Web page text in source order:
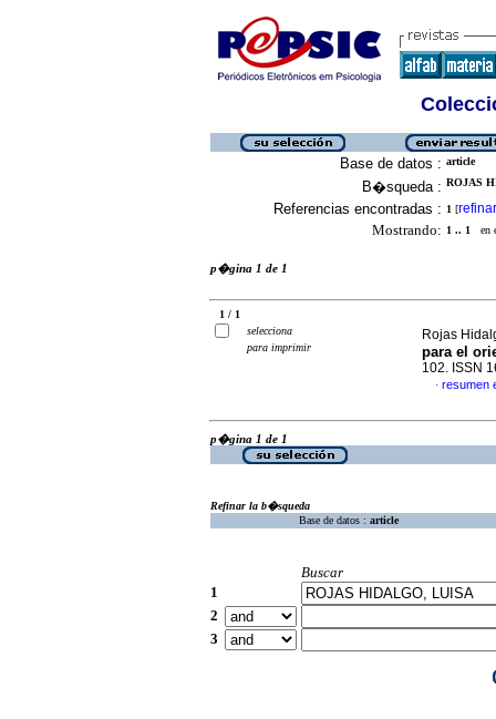
Base de datos : article
B�squeda : ROJAS
Referencias encontradas : 1 [refinar
Mostrando: 1 .. 1 en
p�gina 1 de 1
1 / 1
selecciona
para imprimir
Rojas
para el
102. ISSN
· resumen
p�gina 1 de 1
Refinar la b�squeda
Base de datos : article
Buscar
1
2
3